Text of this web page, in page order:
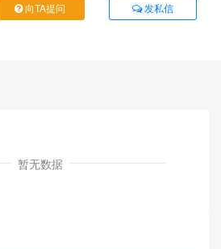
向TA提问 发私信
暂无数据